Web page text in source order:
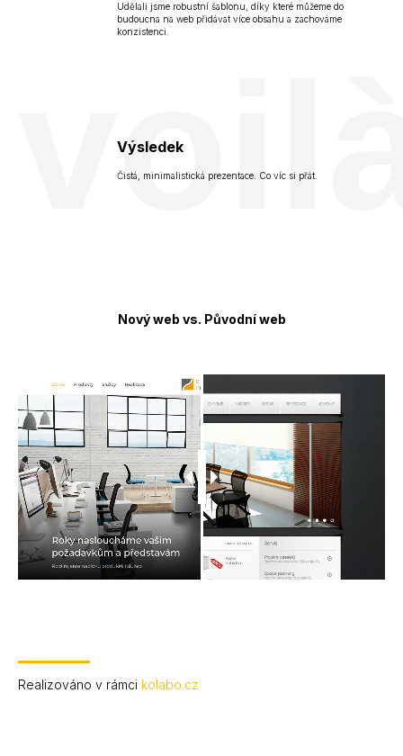
Udělali jsme robustní šablonu, díky které můžeme do
budoucna na web přidávat více obsahu a zachováme
konzistenci.
Výsledek
Čistá, minimalistická prezentace. Co víc si přát.
Nový web vs. Původní web
Realizováno v rámci kolabo.cz